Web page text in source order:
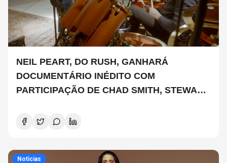
NEIL PEART, DO RUSH, GANHARÁ
DOCUMENTÁRIO INÉDITO COM
PARTICIPAÇÃO DE CHAD SMITH, STEWART
Noticias